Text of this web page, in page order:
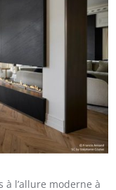
à l’allure moderne à